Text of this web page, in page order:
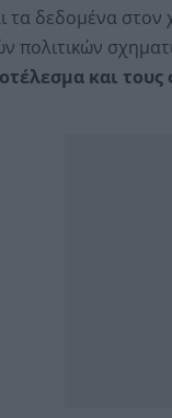
τα δεδομένα στον
πολιτικών
και τους